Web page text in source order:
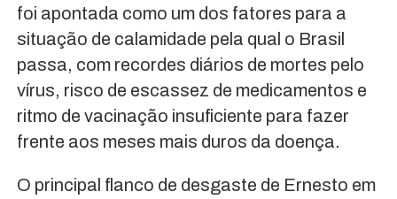
foi apontada como um dos fatores para a
situação de calamidade pela qual o Brasil
passa, com recordes diários de mortes pelo
vírus, risco de escassez de medicamentos e
ritmo de vacinação insuficiente para fazer
frente aos meses mais duros da doença.
O principal flanco de desgaste de Ernesto em